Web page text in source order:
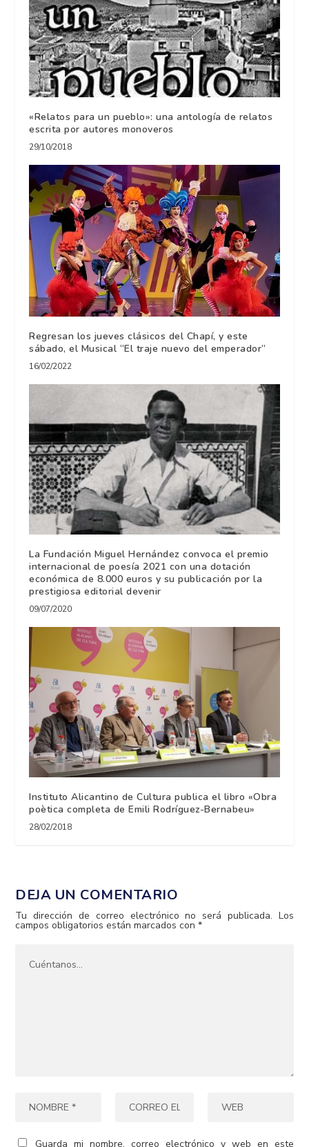
«Relatos para un pueblo»: una antología de relatos
escrita por autores monoveros
29/10/2018
Regresan los jueves clásicos del Chapí, y este
sábado, el Musical “El traje nuevo del emperador”
16/02/2022
La Fundación Miguel Hernández convoca el premio
internacional de poesía 2021 con una dotación
económica de 8.000 euros y su publicación por la
prestigiosa editorial devenir
09/07/2020
Instituto Alicantino de Cultura publica el libro «Obra
poètica completa de Emili Rodríguez-Bernabeu»
28/02/2018
DEJA UN COMENTARIO
Tu dirección de correo electrónico no será publicada. Los
campos obligatorios están marcados con*
Guarda mi nombre, correo electrónico y web en este